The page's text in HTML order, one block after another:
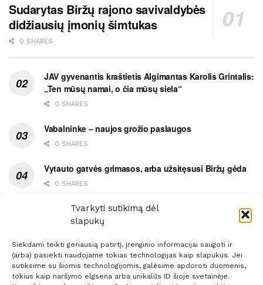
Tvarkyti sutikimą dėl
slapukų
Siekdami teikti geriausią patirtį, įrenginio informacijai saugoti ir
(arba) pasiekti naudojame tokias technologijas kaip slapukus. Jei
sutiksime su šiomis technologijomis, galėsime apdoroti duomenis,
tokius kaip naršymo elgsena arba unikalūs ID šioje svetainėje.
Sudarytas Biržų rajono savivaldybės
didžiausių įmonių šimtukas
0 SHARES
JAV gyvenantis kraštietis Algimantas Karolis Grintalis:
„Ten mūsų namai, o čia mūsų siela“
0 SHARES
Vabalninke – naujos grožio paslaugos
0 SHARES
Vytauto gatvės grimasos, arba užsitęsusi Biržų gėda
0 SHARES
Pietų metas pažymėtas avarija
0 SHARES